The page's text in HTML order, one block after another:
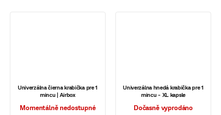
Univerzálna čierna krabička pre 1
mincu | Airbox
Momentálně nedostupné
Univerzálna hnedá krabička pre 1
mincu - XL kapsle
Dočasně vyprodáno